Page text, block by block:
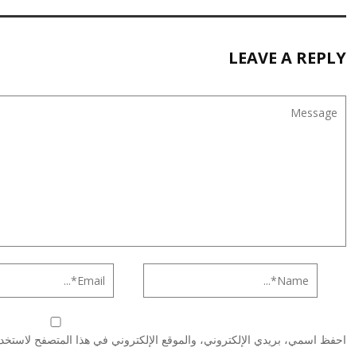
LEAVE A REPLY
احفظ اسمي، بريدي الإلكتروني، والموقع الإلكتروني في هذا المتصفح